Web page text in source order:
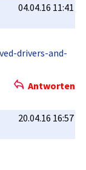
04.04.16 11:41
drivers-­and-
Antworten
20.04.16 16:57